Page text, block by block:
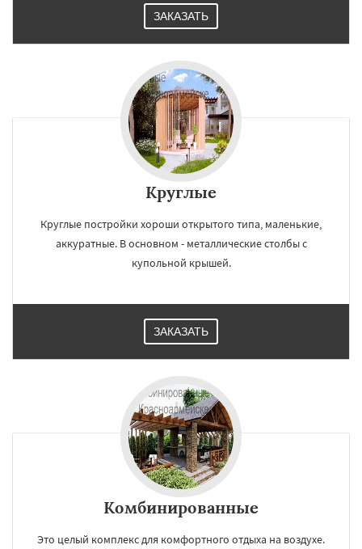
ЗАКАЗАТЬ
Круглые
Круглые постройки хороши открытого типа, маленькие,
аккуратные. В основном - металлические столбы с
купольной крышей.
ЗАКАЗАТЬ
Комбинированные
Это целый комплекс для комфортного отдыха на воздухе.